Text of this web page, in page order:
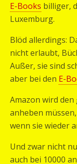
E-Books billiger,
Luxemburg.
Blöd allerdings:
nicht erlaubt,
Außer, sie sind
aber bei den E-
Amazon wird
anheben
wenn sie wieder
Und zwar nicht
auch bei 10000